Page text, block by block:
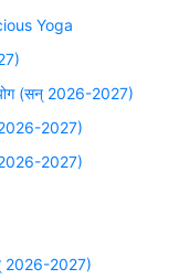
Yoga
(सन् 2026-2027)
2027)
2027)
2026-2027)